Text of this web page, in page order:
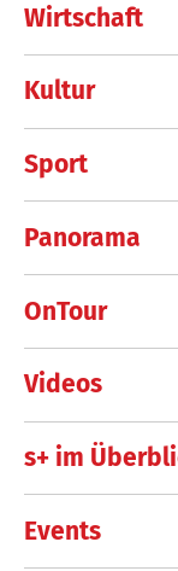
Wirtschaft
Kultur
Sport
Panorama
OnTour
Videos
s+ im
Events